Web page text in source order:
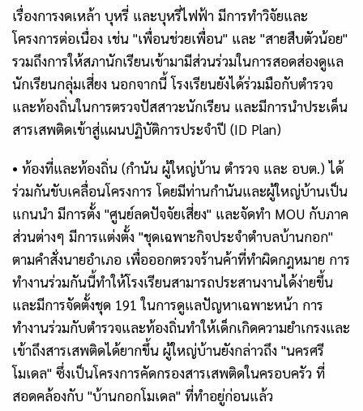
เรื่องการงดเหล้า บุหรี่ และบุหรี่ไฟฟ้า มีการทำวิจัยและ
โครงการต่อเนื่อง เช่น "เพื่อนช่วยเพื่อน" และ "สายสืบตัวน้อย"
รวมถึงการให้สภานักเรียนเข้ามามีส่วนร่วมในการสอดส่องดูแล
นักเรียนกลุ่มเสี่ยง นอกจากนี้ โรงเรียนยังได้ร่วมมือกับตำรวจ
และท้องถิ่นในการตรวจปัสสาวะนักเรียน และมีการนำประเด็น
สารเสพติดเข้าสู่แผนปฏิบัติการประจำปี (ID Plan)
• ท้องที่และท้องถิ่น (กำนัน ผู้ใหญ่บ้าน ตำรวจ และ อบต.) ได้
ร่วมกันขับเคลื่อนโครงการ โดยมีท่านกำนันและผู้ใหญ่บ้านเป็น
แกนนำ มีการตั้ง "ศูนย์ลดปัจจัยเสี่ยง" และจัดทำ MOU กับภาค
ส่วนต่างๆ มีการแต่งตั้ง "ชุดเฉพาะกิจประจำตำบลบ้านกอก"
ตามคำสั่งนายอำเภอ เพื่อออกตรวจร้านค้าที่ทำผิดกฎหมาย การ
ทำงานร่วมกันนี้ทำให้โรงเรียนสามารถประสานงานได้ง่ายขึ้น
และมีการจัดตั้งชุด 191ในการดูแลปัญหาเฉพาะหน้า การ
ทำงานร่วมกับตำรวจและท้องถิ่นทำให้เด็กเกิดความยำเกรงและ
เข้าถึงสารเสพติดได้ยากขึ้น ผู้ใหญ่บ้านยังกล่าวถึง "นครศรี
โมเดล" ซึ่งเป็นโครงการคัดกรองสารเสพติดในครอบครัว ที่
สอดคล้องกับ "บ้านกอกโมเดล" ที่ทำอยู่ก่อนแล้ว